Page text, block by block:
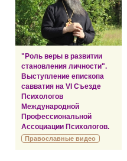
"Роль веры в развитии
становления личности".
Выступление епископа
савватия на VI Съезде
Психологов
Международной
Профессиональной
Ассоциации Психологов.
Православные видео